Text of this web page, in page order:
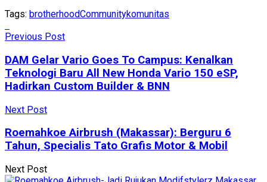
Tags: brotherhoodCommunitykomunitas
Previous Post
DAM Gelar Vario Goes To Campus: Kenalkan
Teknologi Baru All New Honda Vario 150 eSP,
Hadirkan Custom Builder & BNN
Next Post
Roemahkoe Airbrush (Makassar): Berguru 6
Tahun, Specialis Tato Grafis Motor & Mobil
Next Post